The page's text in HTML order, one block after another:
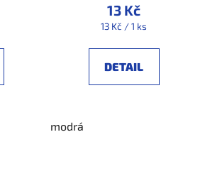
13 Kč
Měrná
13 Kč / 1 ks
DETAIL
modrá